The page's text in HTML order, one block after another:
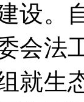
设。
会法
就生